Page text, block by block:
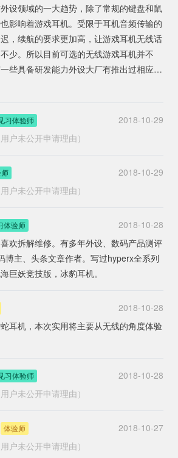
设领域的一大趋势，除了常规的键盘和鼠
影响着游戏耳机。受限于耳机音频传输的
，续航的要求更加高，让游戏耳机无线话
少。所以目前可选的无线游戏耳机并不
些具备研发能力外设大厂有推出过相应的
，我还比较喜欢。说重点吧，影鲛最让我
THX空间音效，这种能够打破传统虚拟环绕
款耳机就能体验到多种方位感立体感更为
清凉凝胶耳罩，对于全年有十个月是夏天
在是太重要了。而且耳罩中还隐藏着一个
再加上旗舰级的定价，在宏观的品质还是
无线稳定性，续航成绩，音质体验，交互设
虑的问题。如果能够有幸得到体验这款耳
会将其与有着相似定价与定位的金士顿天箭
解读，亲自体验领会一番，给出中肯的点
柄上再插一个有线耳机，美感尽失好么。
习体验师
2018-10-29
用户未公开申请理由）
2018-10-29
用户未公开申请理由）
体验师
2018-10-28
欢拆解维修。有多年外设、数码产品测评
博主、头条文章作者。写过hyperx全系列
巨妖竞技版，冰豹耳机。
2018-10-28
耳机，本次实用将主要从无线的角度体验
习体验师
2018-10-28
用户未公开申请理由）
体验师
2018-10-27
用户未公开申请理由）